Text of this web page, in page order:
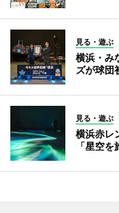
見る・遊ぶ
横浜・み
ズが球団
見る・遊ぶ
横浜赤レ
「星空を